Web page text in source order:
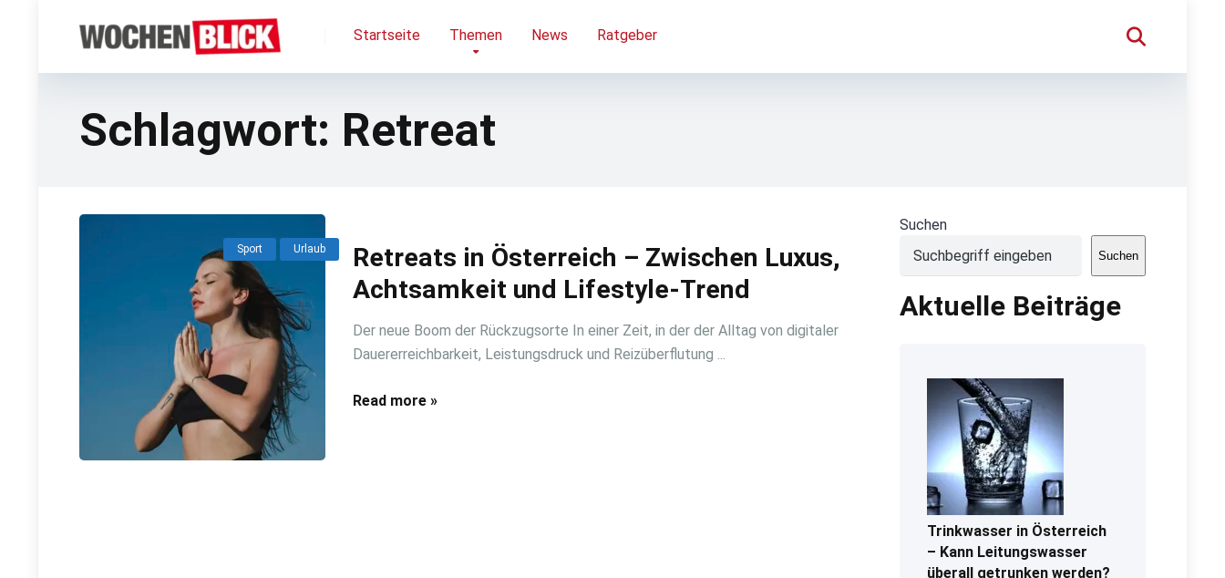
Startseite Themen News Ratgeber
Schlagwort: Retreat
Sport Urlaub
Retreats in Österreich – Zwischen Luxus,
Achtsamkeit und Lifestyle-Trend
Der neue Boom der Rückzugsorte In einer Zeit, in der der Alltag von digitaler
Dauererreichbarkeit, Leistungsdruck und Reizüberflutung ...
Read more »
Suchen
Suchen
Aktuelle Beiträge
Trinkwasser in Österreich
– Kann Leitungswasser
überall getrunken werden?